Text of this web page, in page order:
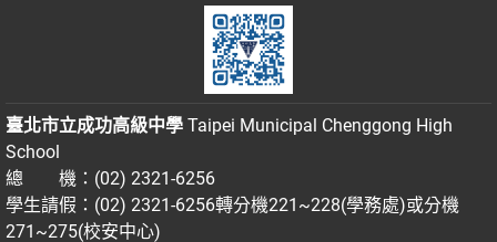
臺北市立成功高級中學 Taipei Municipal Chenggong High
School
總 機：(02) 2321-6256
學生請假：(02) 2321-6256轉分機221~228(學務處)或分機
271~275(校安中心)